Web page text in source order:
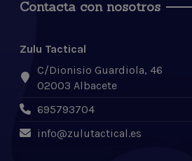
Contacta con nosotros
Zulu Tactical
C/Dionisio Guardiola, 46
02003 Albacete
695793704
info@zulutactical.es